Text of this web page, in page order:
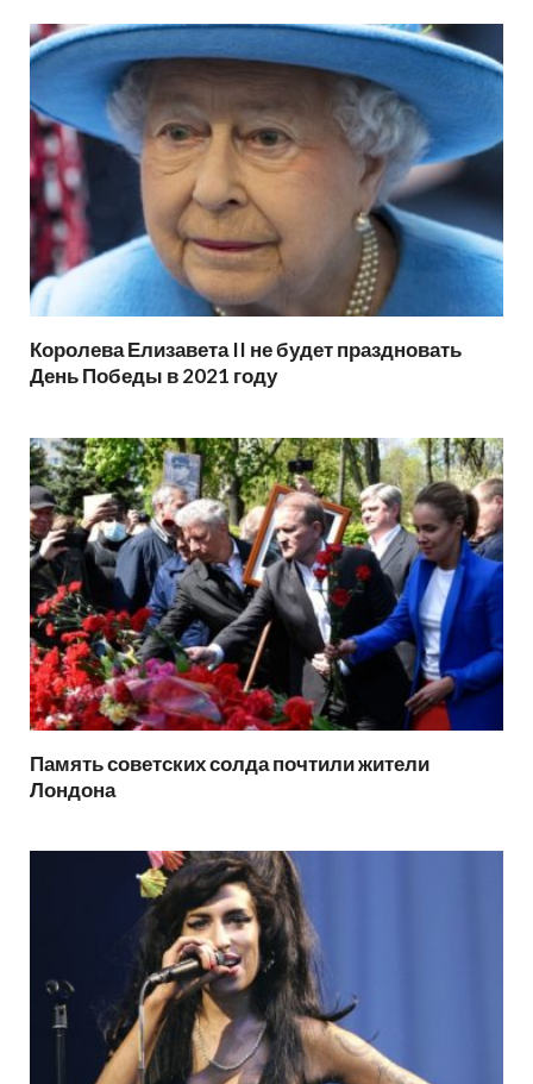
Королева Елизавета II не будет праздновать
День Победы в 2021 году
Память советских солда почтили жители
Лондона